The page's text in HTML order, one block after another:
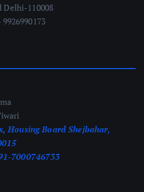
Delhi-110008
Housing Board Shejbahar,
7000746733